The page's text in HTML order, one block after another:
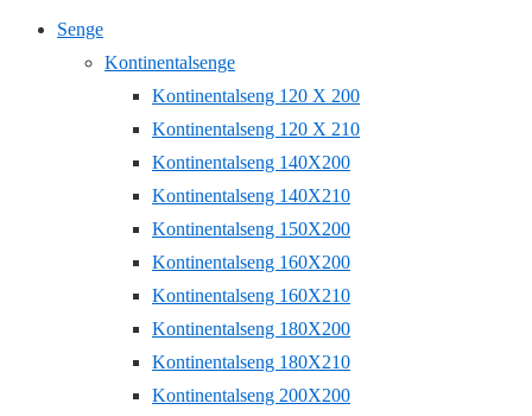
Senge
Kontinentalsenge
Kontinentalseng 120 X 200
Kontinentalseng 120 X 210
Kontinentalseng 140X200
Kontinentalseng 140X210
Kontinentalseng 150X200
Kontinentalseng 160X200
Kontinentalseng 160X210
Kontinentalseng 180X200
Kontinentalseng 180X210
Kontinentalseng 200X200